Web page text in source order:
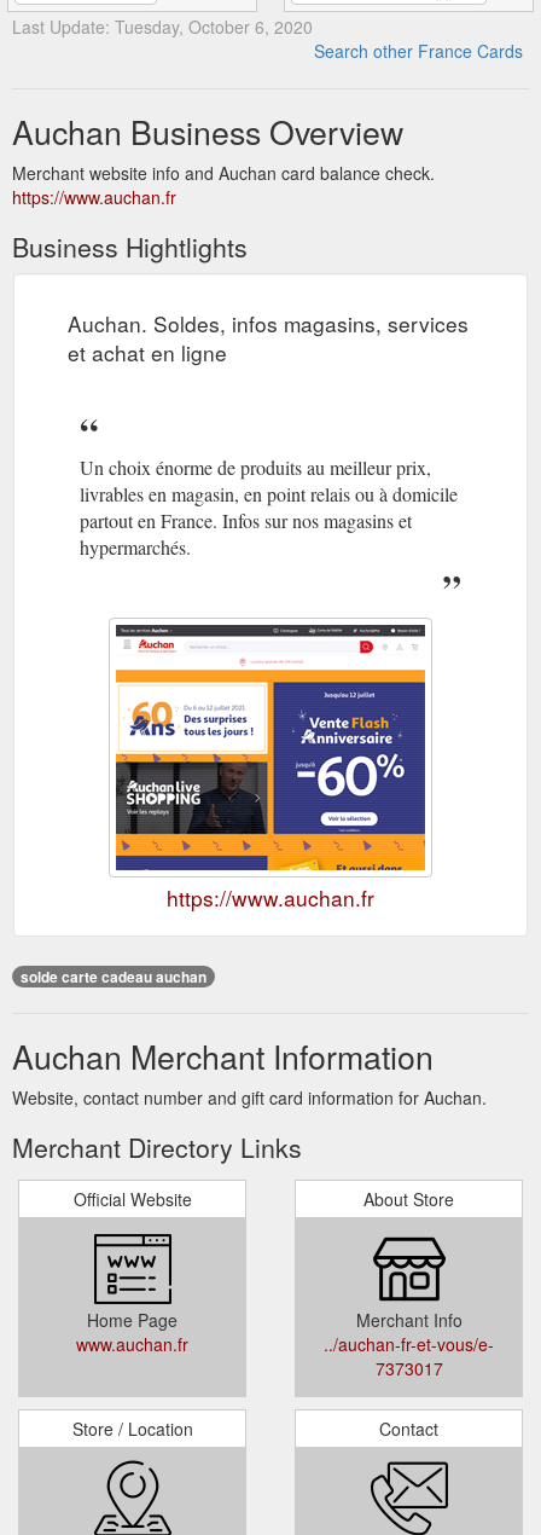
Last Update: Tuesday, October 6, 2020
Search other France Cards
Auchan Business Overview
Merchant website info and Auchan card balance check.
https://www.auchan.fr
Business Hightlights
Auchan. Soldes, infos magasins, services
et achat en ligne
Un choix énorme de produits au meilleur prix,
livrables en magasin, en point relais ou à domicile
partout en France. Infos sur nos magasins et
hypermarchés.
https://www.auchan.fr
solde carte cadeau auchan
Auchan Merchant Information
Website, contact number and gift card information for Auchan.
Merchant Directory Links
Official Website
Home Page
www.auchan.fr
About Store
Merchant Info
../auchan-fr-et-vous/e-
7373017
Store / Location Contact